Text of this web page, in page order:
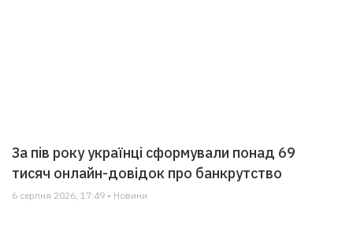
За пів року українці сформували понад 69
тисяч онлайн-довідок про банкрутство
6 серпня 2026, 17:49 • Новини